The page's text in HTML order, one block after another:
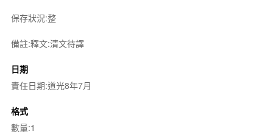
保存狀況:整
備註:釋文:清文待譯
日期
責任日期:道光8年7月
格式
數量:1